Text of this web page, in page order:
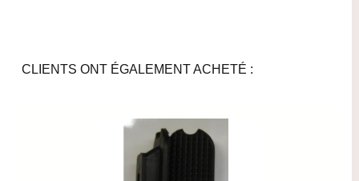
CLIENTS ONT ÉGALEMENT ACHETÉ :